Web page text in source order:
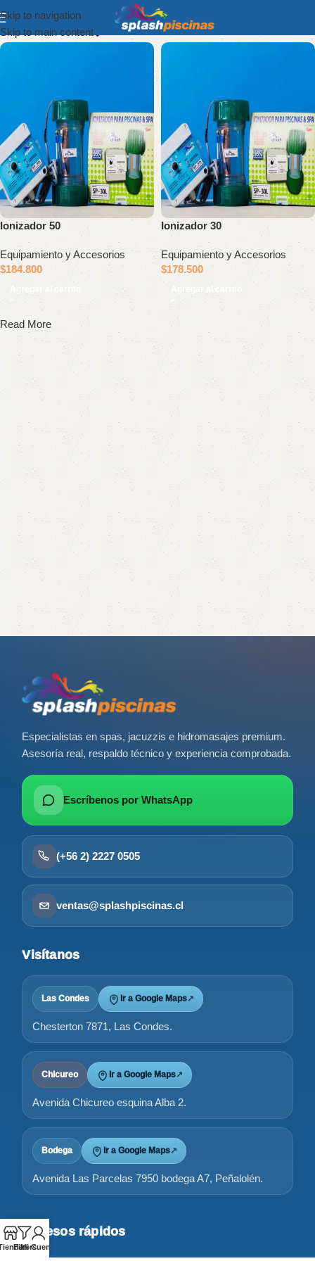
Skip to navigation
Skip to main content
Show column
Ionizador 50
Equipamiento y Accesorios
$184.800
Agregar al carrito
Ionizador 30
Equipamiento y Accesorios
$178.500
Agregar al carrito
Read More
Especialistas en spas, jacuzzis e hidromasajes premium.
Asesoría real, respaldo técnico y experiencia comprobada.
Escríbenos por WhatsApp
(+56 2) 2227 0505
ventas@splashpiscinas.cl
Visítanos
Las Condes Ir a Google Maps↗
Chesterton 7871, Las Condes.
Chicureo Ir a Google Maps↗
Avenida Chicureo esquina Alba 2.
Bodega Ir a Google Maps↗
Avenida Las Parcelas 7950 bodega A7, Peñalolén.
Accesos rápidos
Filters
Mi Cuenta